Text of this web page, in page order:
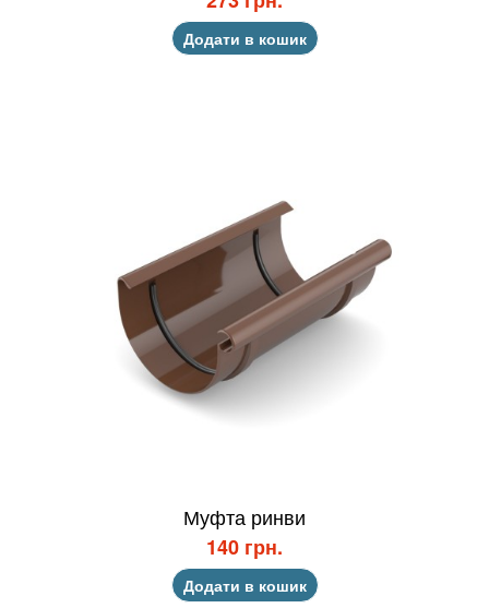
Додати в кошик
Муфта ринви
140 грн.
Додати в кошик